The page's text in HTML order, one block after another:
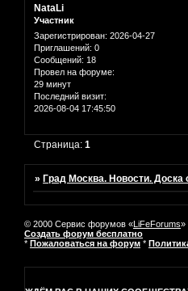
NataLi
Участник
Зарегистрирован: 2026-04-27
Приглашений: 0
Сообщений: 18
Провел на форуме:
29 минут
Последний визит:
2026-08-04 17:45:50
Страница:1
»Град Москва. Новости. Доска
© 2000 Сервис форумов «LiFeForums»
Создать форум бесплатно
* Пожаловаться на форум *